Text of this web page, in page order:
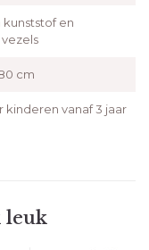
kunststof en
cm
kinderen vanaf 3 jaar
leuk